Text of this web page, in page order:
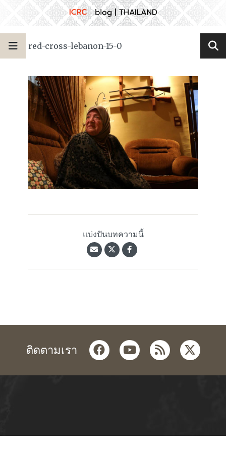
red-cross-lebanon-15-0
แบ่งปันบทความนี้
ติดตามเรา facebookyoutube
rss twitter